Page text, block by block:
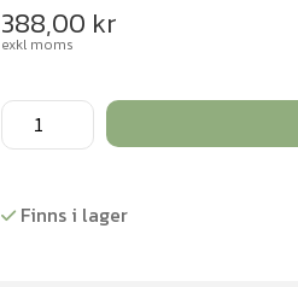
388,00 kr
exkl moms
Sifferglass
mängd
Finns i lager